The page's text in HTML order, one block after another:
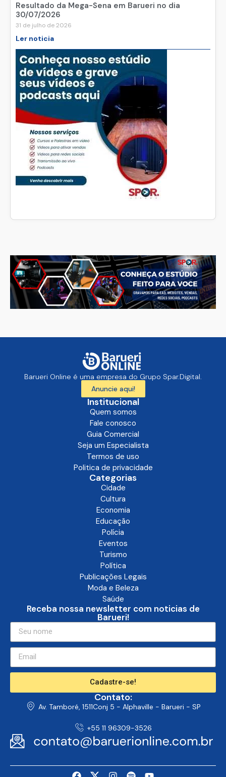
Resultado da Mega-Sena em Barueri no dia
30/07/2026
31 de julho de 2026
Ler noticia
Barueri Online é uma empresa do Grupo Spar.Digital.
Anuncie aqui!
Institucional
Quem somos
Fale conosco
Guia Comercial
Seja um Especialista
Termos de uso
Politica de privacidade
Categorias
Cidade
Cultura
Economia
Educação
Polícia
Eventos
Turismo
Política
Publicações Legais
Moda e Beleza
Saúde
Receba nossa newsletter com noticias de
Barueri!
Cadastre-se!
Contato:
Av. Tamboré, 1511Conj 5 - Alphaville - Barueri - SP
+55 11 96309-3526